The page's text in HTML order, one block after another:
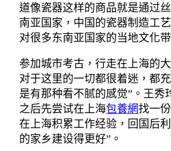
道像瓷器这样的商品就是通过
南亚国家，中国的瓷器制造工
对很多东南亚国家的当地文化
参加城市考古，行走在上海的
对于这里的一切都很着迷，都
是有那种看不腻的感觉”。王秀
之后先尝试在上海包養網找一
在上海积累工作经验，回国后
的家乡建设得更好”。